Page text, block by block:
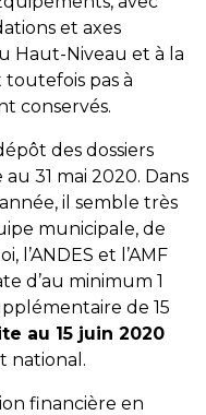
et axes
Haut-Niveau et à la
toutefois pas à
conservés.
des dossiers
31 mai 2020. Dans
il semble très
municipale, de
l’ANDES et l’AMF
d’au minimum 1
de 15
au 15 juin 2020
national.
financière en